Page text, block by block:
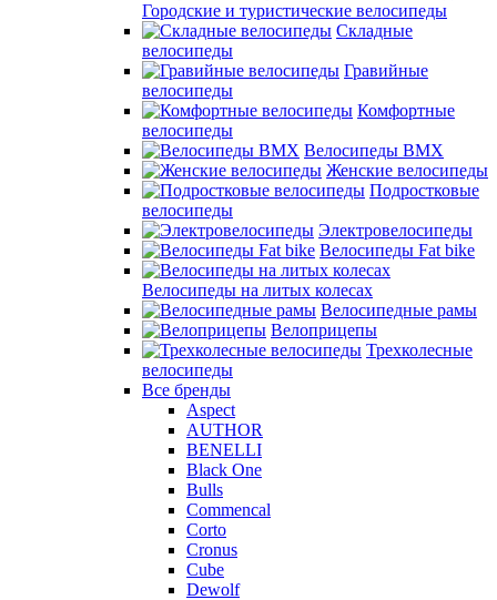
Городские и туристические велосипеды
Складные
велосипеды
Гравийные
велосипеды
Комфортные
велосипеды
Велосипеды BMX
Женские велосипеды
Подростковые
велосипеды
Электровелосипеды
Велосипеды Fat bike
Велосипеды на литых колесах
Велосипедные рамы
Велоприцепы
Трехколесные
велосипеды
Все бренды
Aspect
AUTHOR
BENELLI
Black One
Bulls
Commencal
Corto
Cronus
Cube
Dewolf